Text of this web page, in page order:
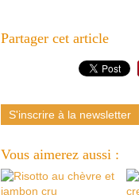
Partager cet article
S'inscrire à la newsletter
Vous aimerez aussi :